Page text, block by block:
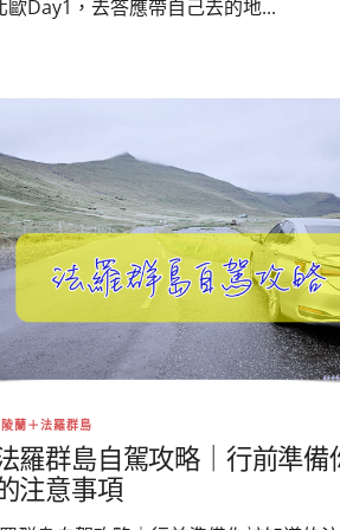
歐Day1，去答應帶自己去的地...
蘭＋法羅群島
羅群島自駕攻略｜行前準備
注意事項